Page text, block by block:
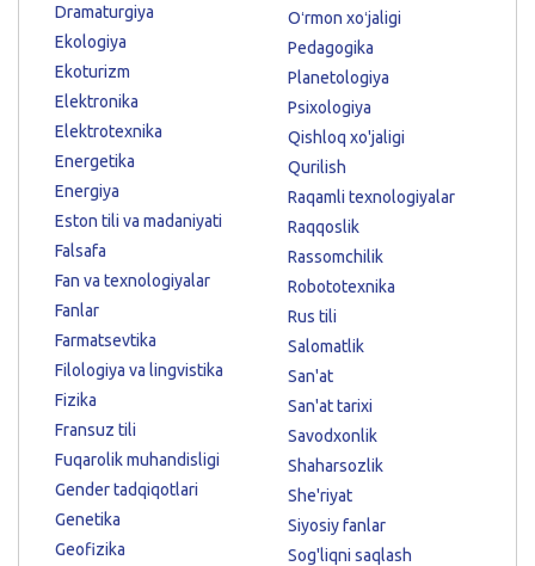
Dramaturgiya
Ekologiya
Ekoturizm
Elektronika
Elektrotexnika
Energetika
Energiya
Eston tili va madaniyati
Falsafa
Fan va texnologiyalar
Fanlar
Farmatsevtika
Filologiya va lingvistika
Fizika
Fransuz tili
Fuqarolik muhandisligi
Gender tadqiqotlari
Genetika
Geofizika
Oʻrmon xoʻjaligi
Pedagogika
Planetologiya
Psixologiya
Qishloq xo'jaligi
Qurilish
Raqamli texnologiyalar
Raqqoslik
Rassomchilik
Robototexnika
Rus tili
Salomatlik
San'at
San'at tarixi
Savodxonlik
Shaharsozlik
She'riyat
Siyosiy fanlar
Sog'liqni saqlash